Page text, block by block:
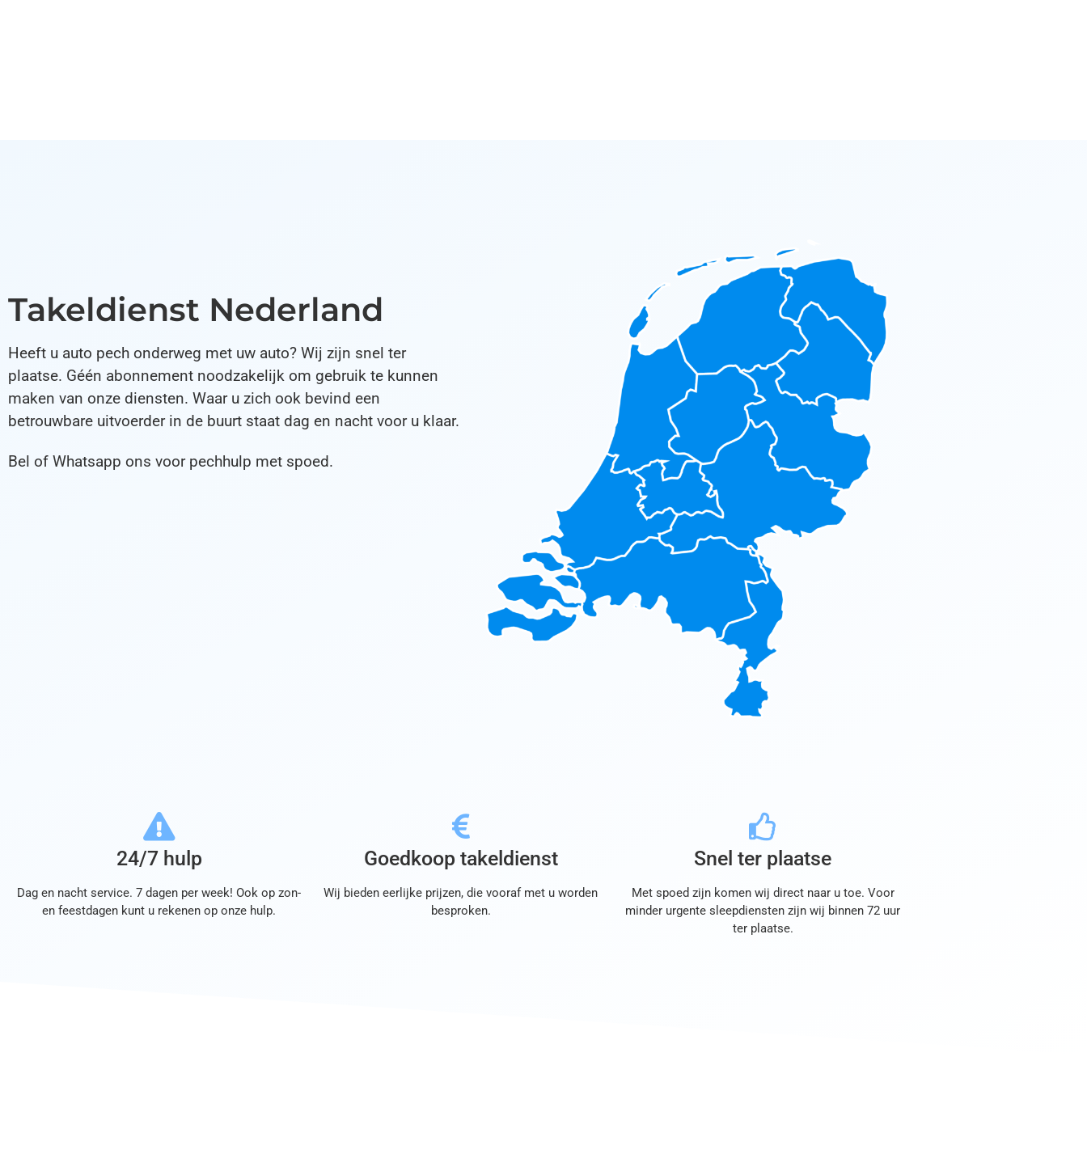
Takeldienst Nederland
Heeft u auto pech onderweg met uw auto? Wij zijn snel ter
plaatse. Géén abonnement noodzakelijk om gebruik te kunnen
maken van onze diensten. Waar u zich ook bevind een
betrouwbare uitvoerder in de buurt staat dag en nacht voor u klaar.
Bel of Whatsapp ons voor pechhulp met spoed.
24/7 hulp
Dag en nacht service. 7 dagen per week! Ook op zon-
en feestdagen kunt u rekenen op onze hulp.
Goedkoop takeldienst
Wij bieden eerlijke prijzen, die vooraf met u worden
besproken.
Snel ter plaatse
Met spoed zijn komen wij direct naar u toe. Voor
minder urgente sleepdiensten zijn wij binnen 72 uur
ter plaatse.